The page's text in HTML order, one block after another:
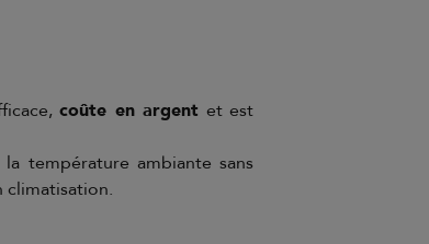
coûte en argent et est
température ambiante sans
climatisation.